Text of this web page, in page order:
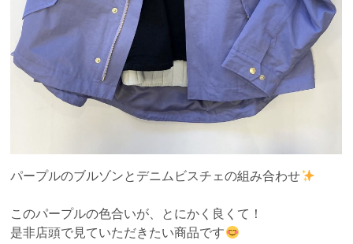
パープルのブルゾンとデニムビスチェの組み合わせ
このパープルの色合いが、とにかく良くて！
是非店頭で見ていただきたい商品です